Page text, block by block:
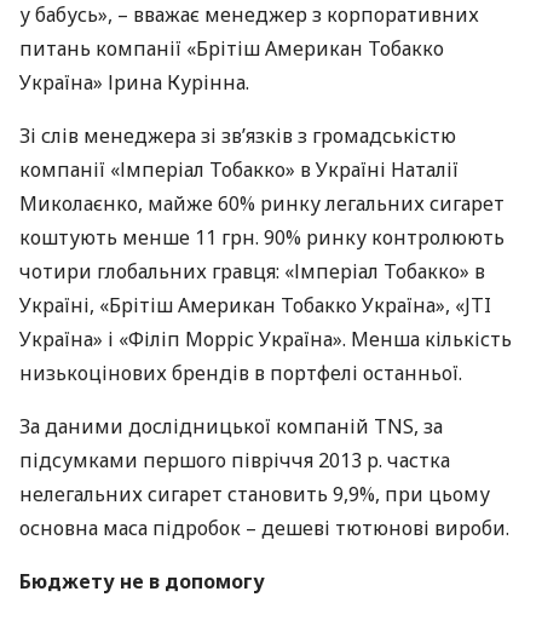
у бабусь», – вважає менеджер з корпоративних
питань компанії «Брітіш Американ Тобакко
Україна» Ірина Курінна.
Зі слів менеджера зі зв’язків з громадськістю
компанії «Імперіал Тобакко» в Україні Наталії
Миколаєнко, майже 60% ринку легальних сигарет
коштують менше 11 грн. 90% ринку контролюють
чотири глобальних гравця: «Імперіал Тобакко» в
Україні, «Брітіш Американ Тобакко Україна», «JTI
Україна» і «Філіп Морріс Україна». Менша кількість
низькоцінових брендів в портфелі останньої.
За даними дослідницької компаній TNS, за
підсумками першого півріччя 2013 р. частка
нелегальних сигарет становить 9,9%, при цьому
основна маса підробок – дешеві тютюнові вироби.
Бюджету не в допомогу